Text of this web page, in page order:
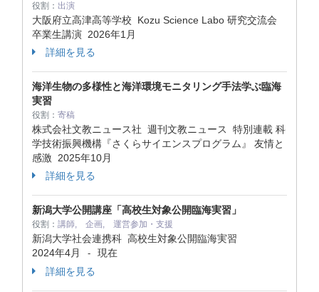
役割： 出演
大阪府立高津高等学校 Kozu Science Labo 研究交流会
卒業生講演 2026年1月
詳細を見る
海洋生物の多様性と海洋環境モニタリング手法学ぶ臨海
実習
役割： 寄稿
株式会社文教ニュース社 週刊文教ニュース 特別連載 科
学技術振興機構『さくらサイエンスプログラム』 友情と
感激 2025年10月
詳細を見る
新潟大学公開講座「高校生対象公開臨海実習」
役割： 講師, 企画, 運営参加・支援
新潟大学社会連携科 高校生対象公開臨海実習
2024年4月
-
現在
詳細を見る